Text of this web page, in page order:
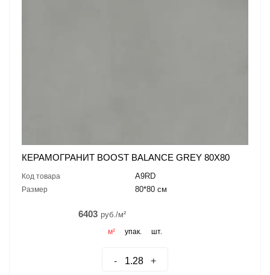
КЕРАМОГРАНИТ BOOST BALANCE GREY 80X80
Код товара A9RD
Размер 80*80 см
6403 руб./м²
м² упак. шт.
- +